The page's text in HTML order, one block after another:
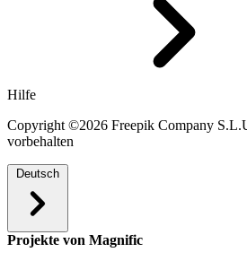
Hilfe
Copyright ©2026 Freepik Company
vorbehalten
Deutsch
Projekte von Magnific